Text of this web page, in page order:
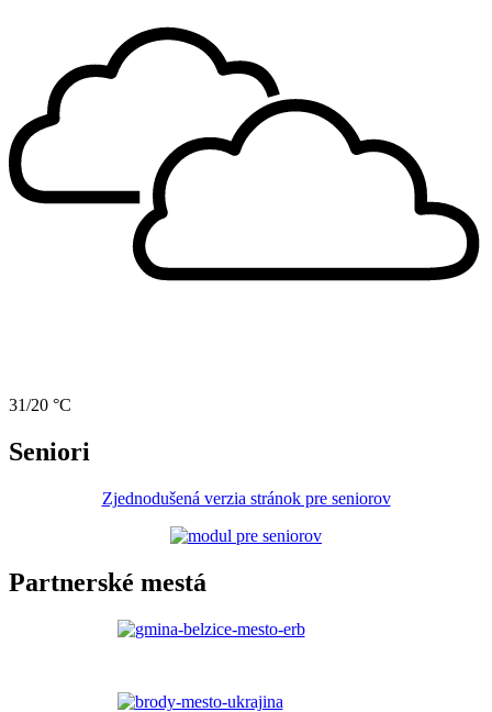
31/20 °C
Seniori
Zjednodušená verzia stránok pre seniorov
Partnerské mestá